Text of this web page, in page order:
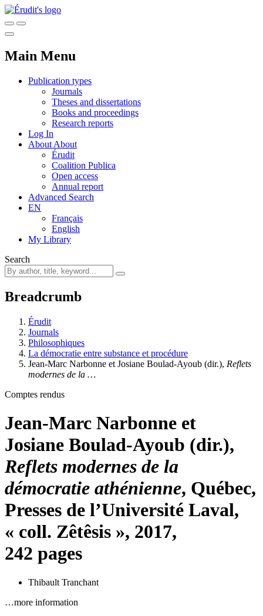
Main Menu
Publication types
Journals
Theses and dissertations
Books and proceedings
Research reports
Log In
About About
Érudit
Coalition Publica
Open access
Annual report
Advanced Search
EN
Français
English
My Library
Search
Breadcrumb
Érudit
Journals
Philosophiques
La démocratie entre substance et procédure
Jean-Marc Narbonne et Josiane Boulad-Ayoub (dir.), Reflets
modernes de la …
Comptes rendus
Jean-Marc Narbonne et
Josiane Boulad-Ayoub (dir.),
Reflets modernes de la
démocratie athénienne, Québec,
Presses de l’Université Laval,
« coll. Zêtêsis », 2017,
242 pages
Thibault Tranchant
…more information